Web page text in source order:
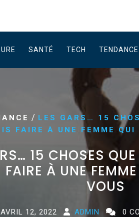
SANTÉ TECH TENDANCE
/ LES GARS… 15
FAIRE À UNE FEMME QUI
15 CHOSES
À UNE
VOUS
AVRIL 12, 2022 ADMIN 0